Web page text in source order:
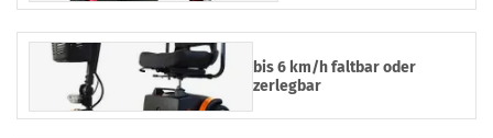
bis 6 km/h faltbar oder
zerlegbar